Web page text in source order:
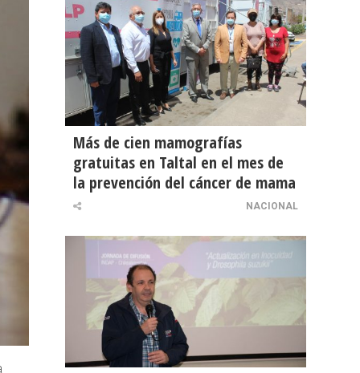
Más de cien mamografías
gratuitas en Taltal en el mes de
la prevención del cáncer de mama
NACIONAL